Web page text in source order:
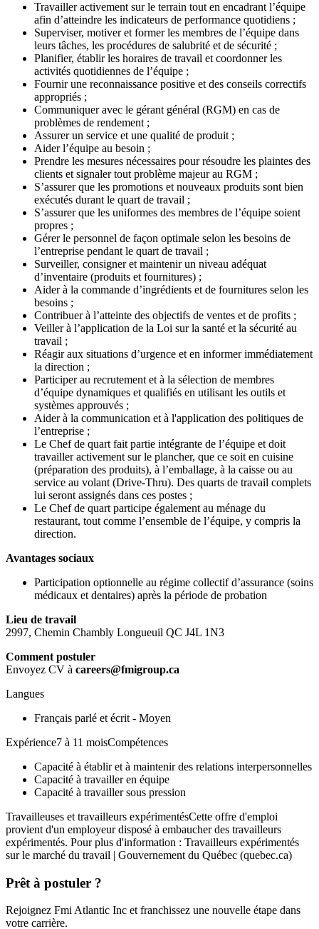
Travailler activement sur le terrain tout en encadrant l’équipe
afin d’atteindre les indicateurs de performance quotidiens ;
Superviser, motiver et former les membres de l’équipe dans
leurs tâches, les procédures de salubrité et de sécurité ;
Planifier, établir les horaires de travail et coordonner les
activités quotidiennes de l’équipe ;
Fournir une reconnaissance positive et des conseils correctifs
appropriés ;
Communiquer avec le gérant général (RGM) en cas de
problèmes de rendement ;
Assurer un service et une qualité de produit ;
Aider l’équipe au besoin ;
Prendre les mesures nécessaires pour résoudre les plaintes des
clients et signaler tout problème majeur au RGM ;
S’assurer que les promotions et nouveaux produits sont bien
exécutés durant le quart de travail ;
S’assurer que les uniformes des membres de l’équipe soient
propres ;
Gérer le personnel de façon optimale selon les besoins de
l’entreprise pendant le quart de travail ;
Surveiller, consigner et maintenir un niveau adéquat
d’inventaire (produits et fournitures) ;
Aider à la commande d’ingrédients et de fournitures selon les
besoins ;
Contribuer à l’atteinte des objectifs de ventes et de profits ;
Veiller à l’application de la Loi sur la santé et la sécurité au
travail ;
Réagir aux situations d’urgence et en informer immédiatement
la direction ;
Participer au recrutement et à la sélection de membres
d’équipe dynamiques et qualifiés en utilisant les outils et
systèmes approuvés ;
Aider à la communication et à l'application des politiques de
l’entreprise ;
Le Chef de quart fait partie intégrante de l’équipe et doit
travailler activement sur le plancher, que ce soit en cuisine
(préparation des produits), à l’emballage, à la caisse ou au
service au volant (Drive-Thru). Des quarts de travail complets
lui seront assignés dans ces postes ;
Le Chef de quart participe également au ménage du
restaurant, tout comme l’ensemble de l’équipe, y compris la
direction.
Avantages sociaux
Participation optionnelle au régime collectif d’assurance (soins
médicaux et dentaires) après la période de probation
Lieu de travail
2997, Chemin Chambly Longueuil QC J4L 1N3
Comment postuler
Envoyez CV à careers@fmigroup.ca
Langues
Français parlé et écrit - Moyen
Expérience7 à 11 moisCompétences
Capacité à établir et à maintenir des relations interpersonnelles
Capacité à travailler en équipe
Capacité à travailler sous pression
Travailleuses et travailleurs expérimentésCette offre d'emploi
provient d'un employeur disposé à embaucher des travailleurs
expérimentés. Pour plus d'information : Travailleurs expérimentés
sur le marché du travail | Gouvernement du Québec (quebec.ca)
Prêt à postuler ?
Rejoignez Fmi Atlantic Inc et franchissez une nouvelle étape dans
votre carrière.